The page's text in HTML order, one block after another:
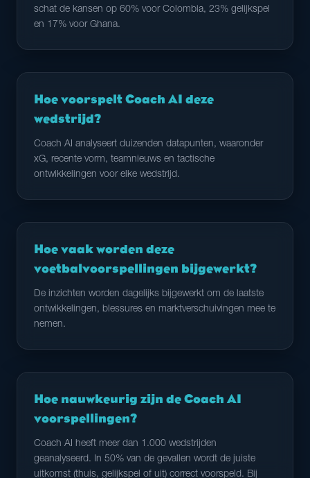
schat de kansen op 60% voor Colombia, 23% gelijkspel
en 17% voor Ghana.
Hoe voorspelt Coach AI deze
wedstrijd?
Coach AI analyseert duizenden datapunten, waaronder
xG, recente vorm, teamnieuws en tactische
ontwikkelingen voor elke wedstrijd.
Hoe vaak worden deze
voetbalvoorspellingen bijgewerkt?
De inzichten worden dagelijks bijgewerkt om de laatste
ontwikkelingen, blessures en marktverschuivingen mee te
nemen.
Hoe nauwkeurig zijn de Coach AI
voorspellingen?
Coach AI heeft meer dan 1.000 wedstrijden
geanalyseerd. In 50% van de gevallen wordt de juiste
uitkomst (thuis, gelijkspel of uit) correct voorspeld. Bij